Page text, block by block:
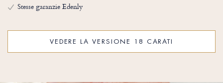
Stesse garanzie Edenly
VEDERE LA VERSIONE 18 CARATI